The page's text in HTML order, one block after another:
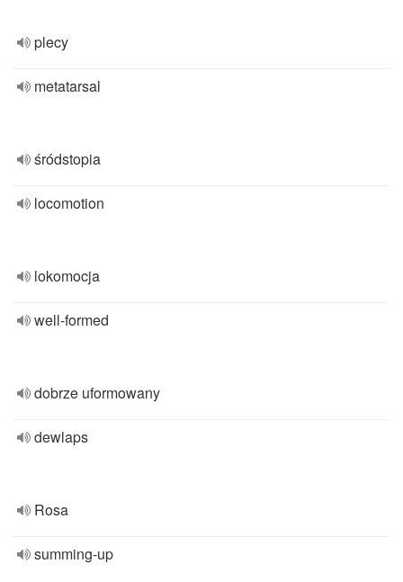
plecy
metatarsal
śródstopia
locomotion
lokomocja
well-formed
dobrze uformowany
dewlaps
Rosa
summing-up